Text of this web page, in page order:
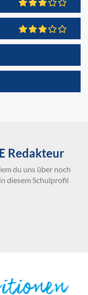
Redakteur
du uns über noch
diesem Schulprofil